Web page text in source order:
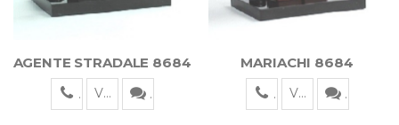
AGENTE STRADALE 8684
Visualizza
MARIACHI 8684
Visualizza